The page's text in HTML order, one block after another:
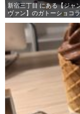
新宿三丁目 にある【ジャ
ヴァン】のガトーショコ